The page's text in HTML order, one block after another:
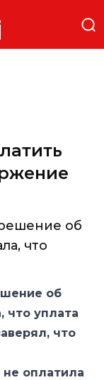
об
что
об
что уплата
что
не оплатила